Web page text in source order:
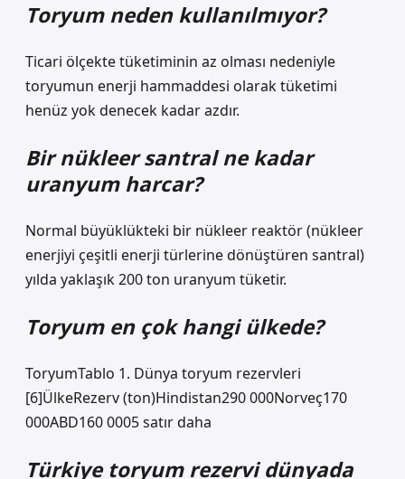
Toryum neden kullanılmıyor?
Ticari ölçekte tüketiminin az olması nedeniyle
toryumun enerji hammaddesi olarak tüketimi
henüz yok denecek kadar azdır.
Bir nükleer santral ne kadar
uranyum harcar?
Normal büyüklükteki bir nükleer reaktör (nükleer
enerjiyi çeşitli enerji türlerine dönüştüren santral)
yılda yaklaşık 200 ton uranyum tüketir.
Toryum en çok hangi ülkede?
ToryumTablo 1. Dünya toryum rezervleri
[6]ÜlkeRezerv (ton)Hindistan290 000Norveç170
000ABD160 0005 satır daha
Türkiye toryum rezervi dünyada